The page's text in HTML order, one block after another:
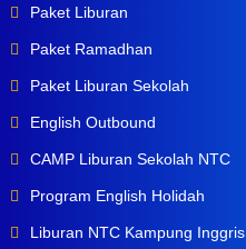
Paket Liburan
Paket Ramadhan
Paket Liburan Sekolah
English Outbound
CAMP Liburan Sekolah NTC
Program English Holidah
Liburan NTC Kampung Inggris